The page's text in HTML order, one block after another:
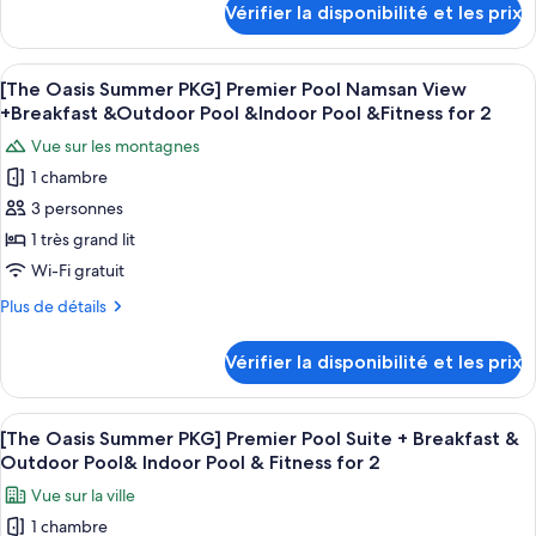
Pool&Indoor
Pool&Fitness
for2
Summer
PKG]
Premier
Pool
+Breakfast
for
2
+Oasis
Outdoor
Pool
&Indoor
for
2
le
type
de
chambre
Oasis
Summer
PKG]
Premier
Pool
for
2
&Indoor
Pool
&Fitness
for
2
Vérifier la disponibilité et les prix
Afficher
toutes
photos
pour
ce
type
de
chambre :
Summer
PKG]
Premier
Pool
Namsan
View
Une chambre d’hôtel moderne
6
[The Oasis Summer PKG] Premier Pool Namsan View
+Breakfast &Outdoor Pool &Indoor Pool &Fitness for 2
Vue sur les montagnes
1 chambre
3 personnes
1 très grand lit
Wi-Fi gratuit
Plus de détails
Plus
le
type
de
chambre
Oasis
Summer
Vérifier la disponibilité et les prix
Afficher
toutes
les
photos
Une chambre d’hôtel moderne
2
[The Oasis Summer PKG] Premier Pool Suite + Breakfast &
Outdoor Pool& Indoor Pool & Fitness for 2
Vue sur la ville
1 chambre